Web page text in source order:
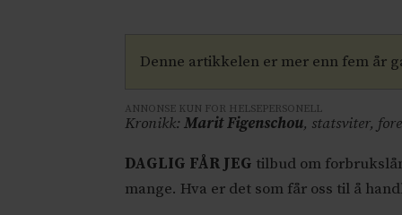
Denne artikkelen er mer enn fem år
ANNONSE KUN FOR HELSEPERSONELL
Kronikk:Marit Figenschou, statsviter,
DAGLIG FÅR JEG tilbud om
mange. Hva er det som får oss til å